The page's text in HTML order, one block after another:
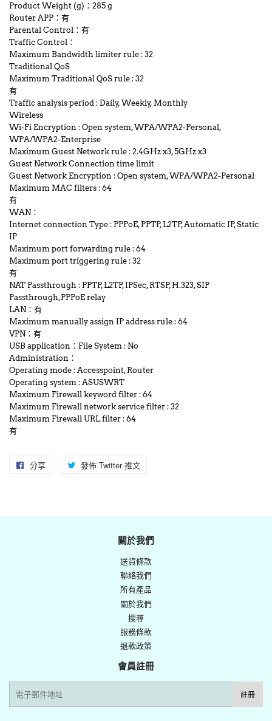
Product Weight (g)：285 g
Router APP：有
Parental Control：有
Traffic Control：
Maximum Bandwidth limiter rule : 32
Traditional QoS
Maximum Traditional QoS rule : 32
有
Traffic analysis period : Daily, Weekly, Monthly
Wireless
Wi-Fi Encryption : Open system, WPA/WPA2-Personal,
WPA/WPA2-Enterprise
Maximum Guest Network rule : 2.4GHz x3, 5GHz x3
Guest Network Connection time limit
Guest Network Encryption : Open system, WPA/WPA2-Personal
Maximum MAC filters : 64
有
WAN：
Internet connection Type : PPPoE, PPTP, L2TP, Automatic IP, Static
IP
Maximum port forwarding rule : 64
Maximum port triggering rule : 32
有
NAT Passthrough : PPTP, L2TP, IPSec, RTSP, H.323, SIP
Passthrough,PPPoE relay
LAN：有
Maximum manually assign IP address rule : 64
VPN：有
USB application：File System : No
Administration：
Operating mode : Accesspoint, Router
Operating system : ASUSWRT
Maximum Firewall keyword filter : 64
Maximum Firewall network service filter : 32
Maximum Firewall URL filter : 64
有
分享
Facebook
發佈 Twitter 推文
發
佈
推
文
關於我們
送貨條款
聯絡我們
所有產品
關於我們
搜尋
服務條款
退款政策
會員註冊
電
註冊